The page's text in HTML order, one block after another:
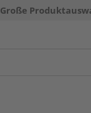
Große